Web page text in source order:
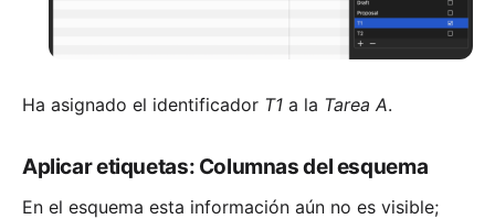
Ha asignado el identificador T1 a la Tarea A.
Aplicar etiquetas: Columnas del esquema
En el esquema esta información aún no es visible;